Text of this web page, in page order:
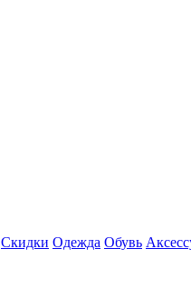
Скидки Одежда Обувь